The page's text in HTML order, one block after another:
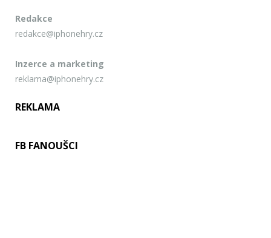
Redakce
redakce@iphonehry.cz
Inzerce a marketing
reklama@iphonehry.cz
REKLAMA
FB FANOUŠCI